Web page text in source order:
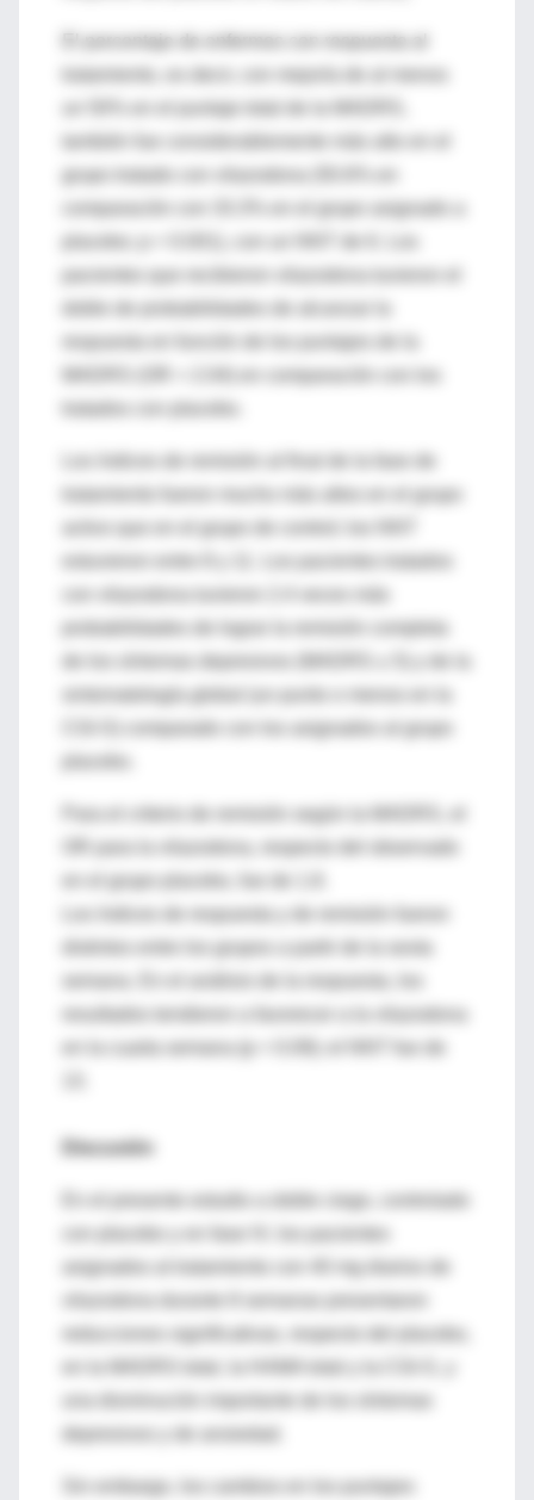
El porcentaje de enfermos con respuesta al
un 50% en el puntaje total de la MADRS,
grupo tratado con vilazodona (50.6% en
comparación con 33.3% en el grupo asignado a
respuesta en función de los puntajes de la
tratamiento fueron mucho más altos en el grupo
activo que en el grupo de control; los NNT
probabilidades de lograr la remisión completa
sintomatología global (un punto o menos en la
CGI-S) comparado con los asignados al grupo
Para el criterio de remisión según la MADRS, el
en el grupo placebo, fue de 1.8.
distintos entre los grupos a partir de la sexta
Discusión
En el presente estudio a doble ciego, controlado
asignados al tratamiento con 40 mg diarios de
reducciones significativas, respecto del placebo,
una disminución importante de los síntomas
Sin embargo, los cambios en los puntajes